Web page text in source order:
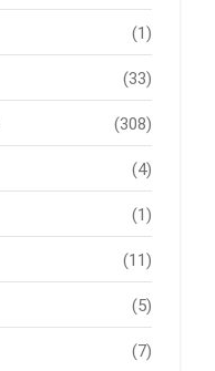
(1)
(33)
(308)
(4)
(1)
(11)
(5)
(7)